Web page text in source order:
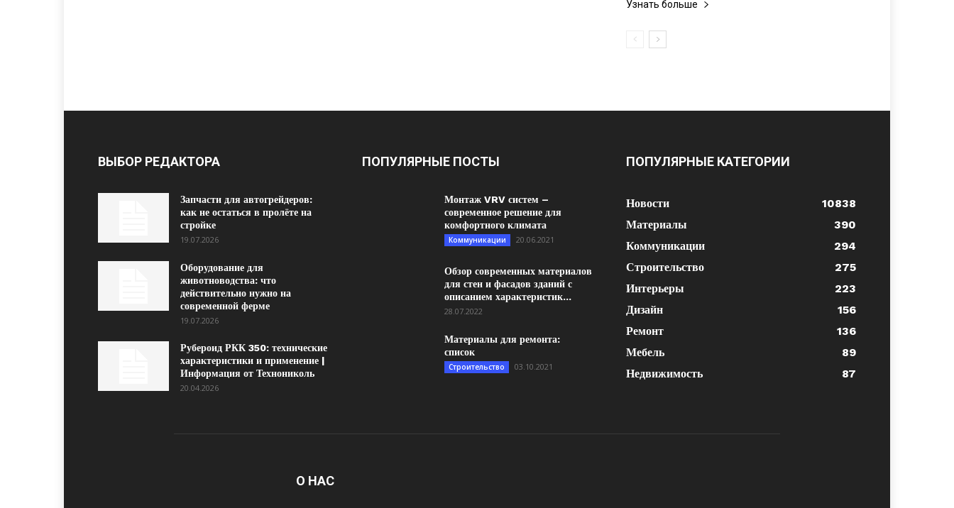
Узнать больше
ВЫБОР РЕДАКТОРА
Запчасти для автогрейдеров:
как не остаться в пролёте на
стройке
19.07.2026
Оборудование для
животноводства: что
действительно нужно на
современной ферме
19.07.2026
Рубероид РКК 350: технические
характеристики и применение |
Информация от Технониколь
20.04.2026
ПОПУЛЯРНЫЕ ПОСТЫ
Монтаж VRV систем –
современное решение для
комфортного климата
Коммуникации 20.06.2021
Обзор современных материалов
для стен и фасадов зданий с
описанием характеристик...
28.07.2022
Материалы для ремонта:
список
Строительство 03.10.2021
ПОПУЛЯРНЫЕ КАТЕГОРИИ
Новости
10838
Материалы
390
Коммуникации
294
Строительство
275
Интерьеры
223
Дизайн
156
Ремонт
136
Мебель
89
Недвижимость
87
О НАС